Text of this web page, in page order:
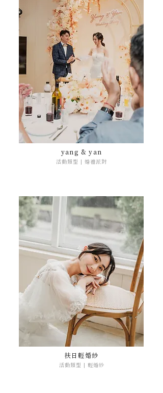
yang & yan
活動類型 | 婚禮派對
扶日輕婚紗
活動類型 | 輕婚紗